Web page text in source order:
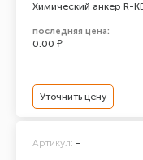
Химический анкер R-
последняя цена:
0.00 ₽
Уточнить цену
Артикул: -